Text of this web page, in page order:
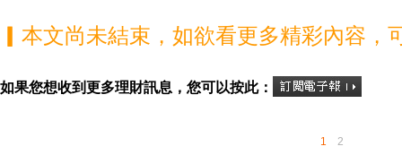
▎本文尚未結束，如欲看更多精彩內容，
如果您想收到更多理財訊息，您可以按此：
1 2